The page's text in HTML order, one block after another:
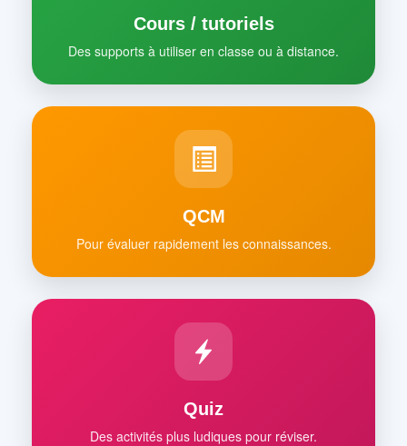
Cours / tutoriels
Des supports à utiliser en classe ou à distance.
QCM
Pour évaluer rapidement les connaissances.
Quiz
Des activités plus ludiques pour réviser.